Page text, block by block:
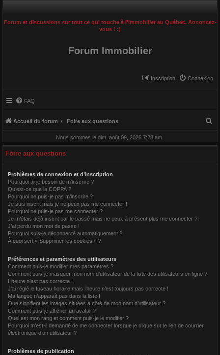
Forum et discussions sur tout ce qui touche à l'immobilier au Québec. Annoncez-
vous ! :)
Forum Immobilier
Connexion
Inscription
FAQ
Accueil du forum Foire aux questions
c
Nous sommes le dim. août 09, 2026 7:28 am
Foire aux questions
Problèmes de connexion et d’inscription
Pourquoi ai-je besoin de m’inscrire ?
Qu’est-ce que la COPPA ?
Pourquoi ne puis-je pas m’inscrire ?
Je suis inscrit mais je ne peux pas me connecter !
Pourquoi ne puis-je pas me connecter ?
Je m’étais déjà inscrit par le passé mais ne peux à présent plus me connecter ?!
J’ai perdu mon mot de passe !
Pourquoi suis-je déconnecté automatiquement ?
À quoi sert « Supprimer les cookies » ?
Préférences et paramètres des utilisateurs
Comment puis-je modifier mes paramètres ?
Comment puis-je masquer mon nom d’utilisateur de la liste des utilisateurs en ligne ?
L’heure n’est pas correcte !
J’ai réglé le fuseau horaire mais l’heure n’est toujours pas correcte !
Ma langue n’apparaît pas dans la liste !
Que signifient les images situées à côté de mon nom d’utilisateur ?
Comment puis-je afficher un avatar ?
Quel est mon rang et comment puis-je le modifier ?
Pourquoi m’est-il demandé de me connecter lorsque je clique sur le lien de courrier
électronique d’un utilisateur ?
Problèmes de publication